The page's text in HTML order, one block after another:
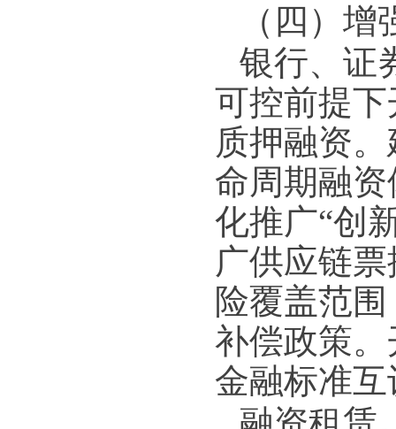
（四）
银行、证
可控前提
质押融资
命周期融
化推广“创
广供应链
险覆盖范
补偿政策
金融标准